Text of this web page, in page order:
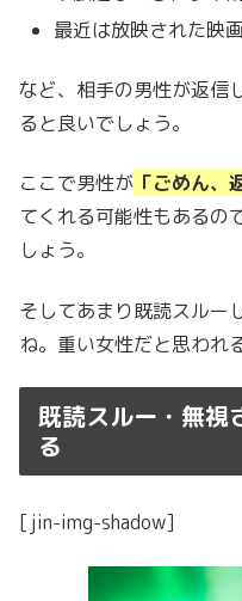
最近は放映された映
など、相手の男性が返信
ると良いでしょう。
ここで男性が 「ごめん、
てくれる可能性もあるの
しょう。
そしてあまり既読スルー
ね。重い女性だと思われ
既読スルー・無視
る
[jin-img-shadow]